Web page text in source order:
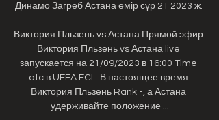
Динамо Загреб Астана өмір сүр 21 2023 ж.
Виктория Пльзень vs Астана Прямой эфир
Виктория Пльзень vs Астана live
запускается на 21/09/2023 в 16:00 Time
atc в UEFA ECL. В настоящее время
Виктория Пльзень Rank -, а Астана
удерживайте положение ...